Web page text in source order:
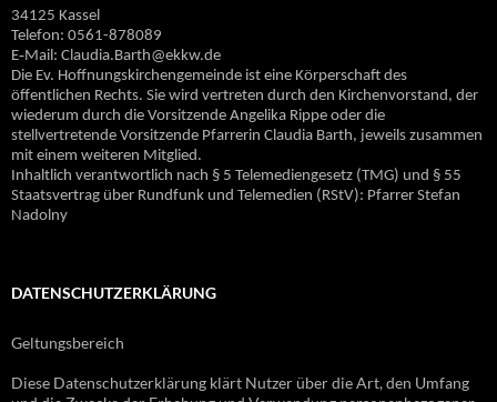
34125 Kassel
Telefon: 0561-878089
E‐Mail: Claudia.Barth@ekkw.de
Die Ev. Hoffnungskirchengemeinde ist eine Körperschaft des
öffentlichen Rechts. Sie wird vertreten durch den Kirchenvorstand, der
wiederum durch die Vorsitzende Angelika Rippe oder die
stellvertretende Vorsitzende Pfarrerin Claudia Barth, jeweils zusammen
mit einem weiteren Mitglied.
Inhaltlich verantwortlich nach § 5 Telemediengesetz (TMG) und § 55
Staatsvertrag über Rundfunk und Telemedien (RStV): Pfarrer Stefan
Nadolny
DATENSCHUTZERKLÄRUNG
Geltungsbereich
Diese Datenschutzerklärung klärt Nutzer über die Art, den Umfang